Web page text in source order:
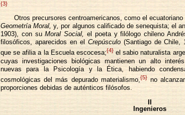
{3}
Otros precursores centroamericanos, como el
Geometría Moral, y, por algunos calificado de senequista; el
1903), con suMoral Social, el poeta y filólogo chileno
filosóficos, aparecidos en el Crepúsculo(Santiago de Chile,
que se afilia a la Escuela escocesa;{4}el sabio naturalista
cuyas investigaciones biológicas mantienen un alto
nuevas para la Psicología y la Ética, habiendo
cosmológicas del más depurado materialismo,{5}no
proporciones debidas de auténticos filósofos.
II
Ingenieros